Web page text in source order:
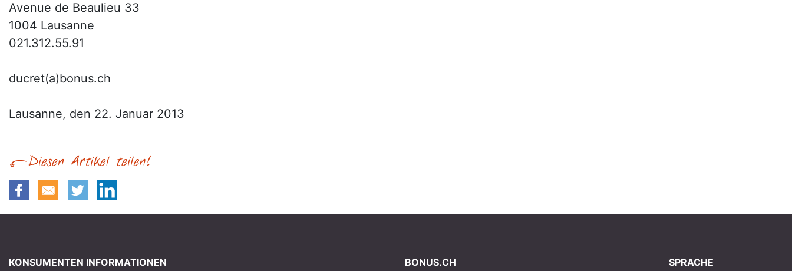
Avenue de Beaulieu 33
1004 Lausanne
021.312.55.91
ducret(a)bonus.ch
Lausanne, den 22. Januar 2013
KONSUMENTEN INFORMATIONEN BONUS.CH SPRACHE